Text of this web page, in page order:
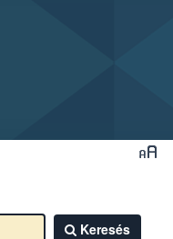
Keresés